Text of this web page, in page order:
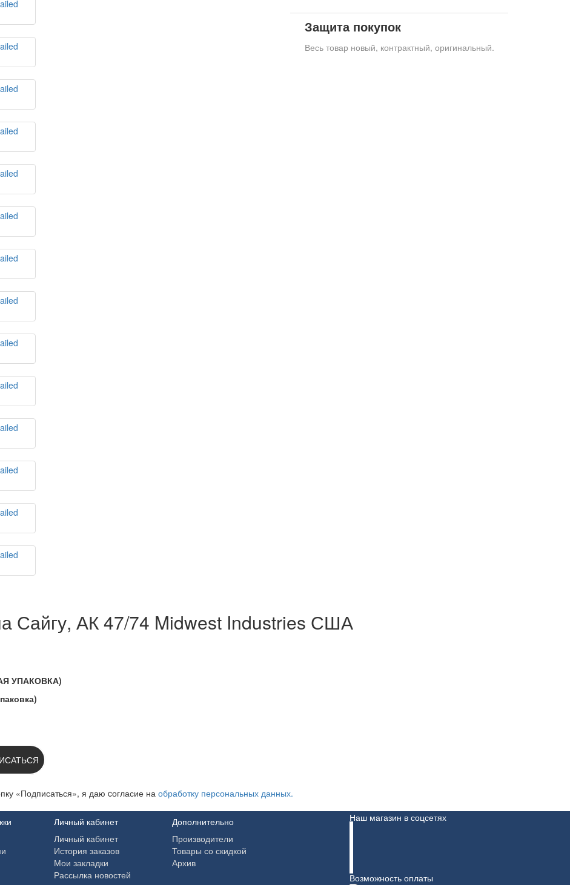
Защита покупок
Весь товар новый, контрактный, оригинальный.
Сайгу, АК 47/74 Midwest Industries США
УПАКОВКА)
«Подписаться», я даю cогласие на обработку персональных данных.
Личный кабинет
Личный кабинет
История заказов
Мои закладки
Рассылка новостей
Дополнительно
Производители
Товары со скидкой
Архив
Наш магазин в соцсетях
Возможность оплаты